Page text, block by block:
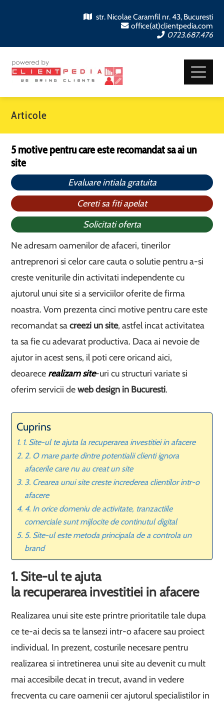
str. Nicolae Caramfil nr. 43, Bucuresti
office(at)clientpedia.com
0723.687.476
Articole
5 motive pentru care este recomandat sa ai un
site
Evaluare intiala gratuita
Cereti sa fiti apelat
Solicitati oferta
Ne adresam oamenilor de afaceri, tinerilor
antreprenori si celor care cauta o solutie pentru a-si
creste veniturile din activitati independente cu
ajutorul unui site si a serviciilor oferite de firma
noastra. Vom prezenta cinci motive pentru care este
recomandat sacreezi un site, astfel incat activitatea
ta sa fie cu adevarat productiva. Daca ai nevoie de
ajutor in acest sens, il poti cere oricand aici,
deoarece realizam site-uri cu structuri variate si
oferim servicii deweb design in Bucuresti.
Cuprins
1. Site-ul te ajuta la recuperarea investitiei in afacere
2. O mare parte dintre potentialii clienti ignora
afacerile care nu au creat un site
3. Crearea unui site creste increderea clientilor intr-o
afacere
4. In orice domeniu de activitate, tranzactiile
comerciale sunt mijlocite de continutul digital
5. Site-ul este metoda principala de a controla un
brand
1. Site-ul te ajuta
la recuperarea investitiei in afacere
Realizarea unui site este printre prioritatile tale dupa
ce te-ai decis sa te lansezi intr-o afacere sau proiect
individual. In prezent, costurile necesare pentru
realizarea si intretinerea unui site au devenit cu mult
mai accesibile decat in trecut, avand in vedere
frecventa cu care oamenii cer ajutorul specialistilor in